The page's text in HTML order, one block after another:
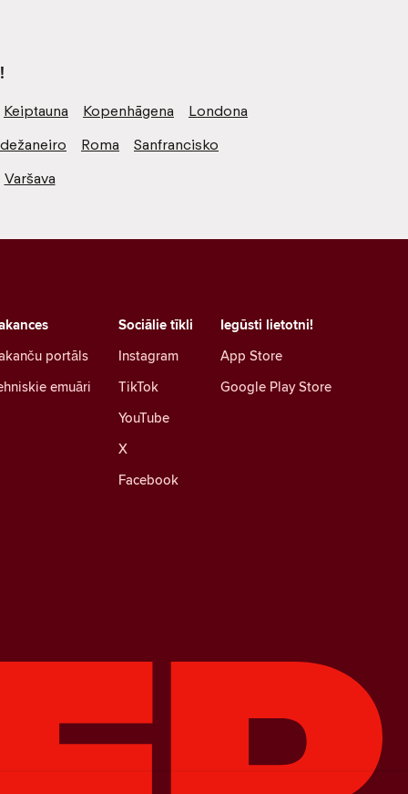
Keiptauna Kopenhāgena
Londona
Roma
Sanfrancisko
Varšava
Sociālie tīkli
Instagram
TikTok
YouTube
X
Facebook
portāls
emuāri
Iegūsti lietotni!
App Store
Google Play Store